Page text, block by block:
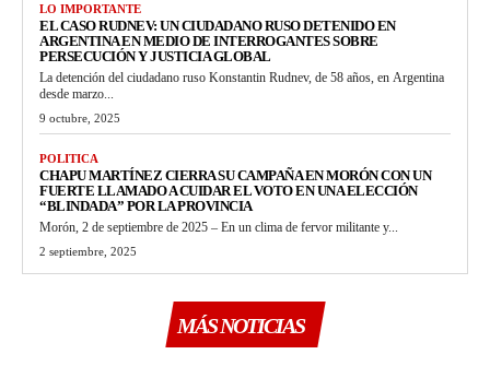
LO IMPORTANTE
EL CASO RUDNEV: UN CIUDADANO RUSO DETENIDO EN
ARGENTINA EN MEDIO DE INTERROGANTES SOBRE
PERSECUCIÓN Y JUSTICIA GLOBAL
La detención del ciudadano ruso Konstantin Rudnev, de 58 años, en Argentina
desde marzo...
9 octubre, 2025
POLITICA
CHAPU MARTÍNEZ CIERRA SU CAMPAÑA EN MORÓN CON UN
FUERTE LLAMADO A CUIDAR EL VOTO EN UNA ELECCIÓN
“BLINDADA” POR LA PROVINCIA
Morón, 2 de septiembre de 2025 – En un clima de fervor militante y...
2 septiembre, 2025
MÁS NOTICIAS